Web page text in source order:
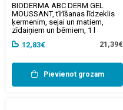
BIODERMA ABC DERM GEL
MOUSSANT, tīrīšanas līdzeklis
ķermenim, sejai un matiem,
zīdaiņiem un bērniem, 1 l
12,83€
21,39€
Pievienot grozam